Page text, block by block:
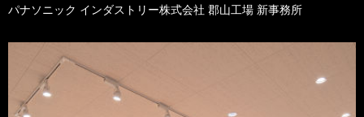
パナソニック インダストリー株式会社 郡山工場 新事務所